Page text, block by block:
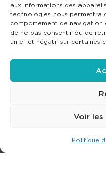
aux informations des
technologies nous permettra
comportement de navigation
de ne pas consentir ou de
un effet négatif sur certaines
Voir
Politique